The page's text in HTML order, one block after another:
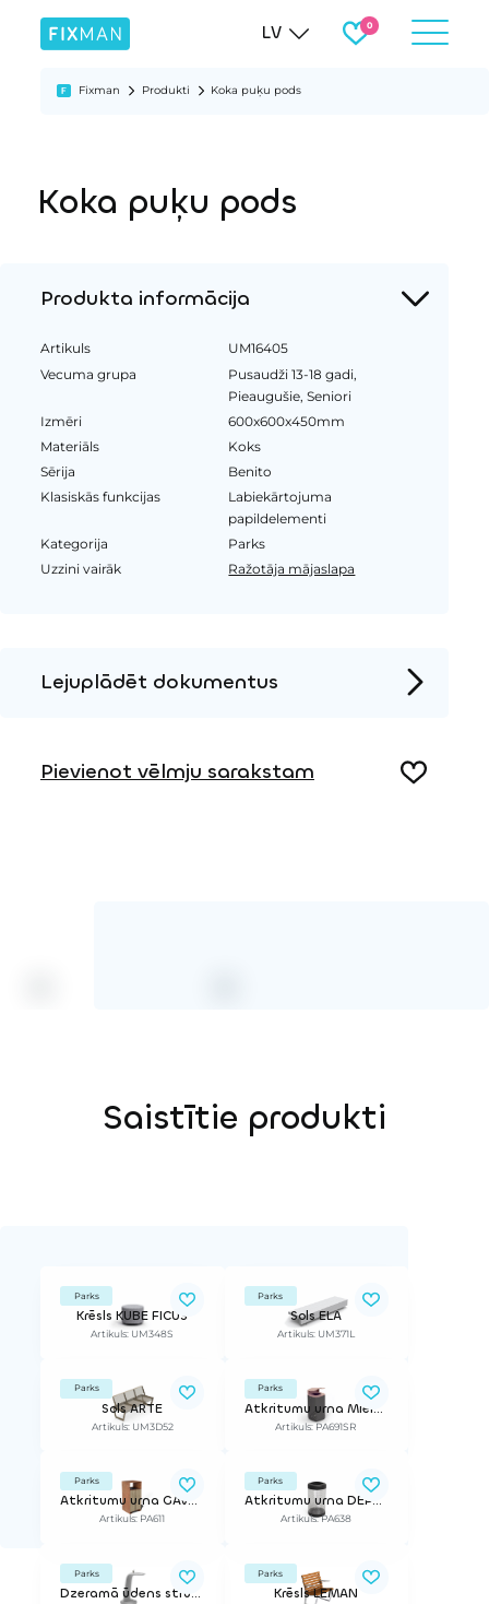
LV
Fixman Produkti Koka puķu pods
Koka puķu pods
Produkta informācija
Artikuls
UM16405
Vecuma grupa
Pusaudži 13-18 gadi,
Pieaugušie, Seniori
Izmēri
600x600x450mm
Materiāls
Koks
Sērija
Benito
Klasiskās funkcijas
Labiekārtojuma
papildelementi
Kategorija
Parks
Uzzini vairāk
Ražotāja mājaslapa
Lejuplādēt dokumentus
Pievienot vēlmju sarakstam
Saistītie produkti
Parks
Krēsls KUBE FICUS
Artikuls: UM348S
Parks
Sols ELA
Artikuls: UM371L
Parks
Sols ARTE
Artikuls: UM3D52
Parks
Atkritumu urna Mielek T
Artikuls: PA691SR
Parks
Atkritumu urna GAVARRES
Artikuls: PA611
Parks
Atkritumu urna DEPLOYÉE
Artikuls: PA638
Parks
Dzeramā ūdens strūklaka PETRUS
Parks
Krēsls LEMAN